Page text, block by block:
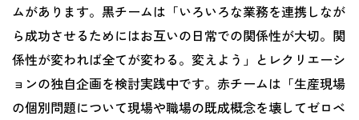
ムがあります。黒チームは「いろいろな業務を連携しなが
ら成功させるためにはお互いの日常での関係性が大切。関
係性が変われば全てが変わる。変えよう」とレクリエーシ
ョンの独自企画を検討実践中です。赤チームは「生産現場
の個別問題について現場や職場の既成概念を壊してゼロベ